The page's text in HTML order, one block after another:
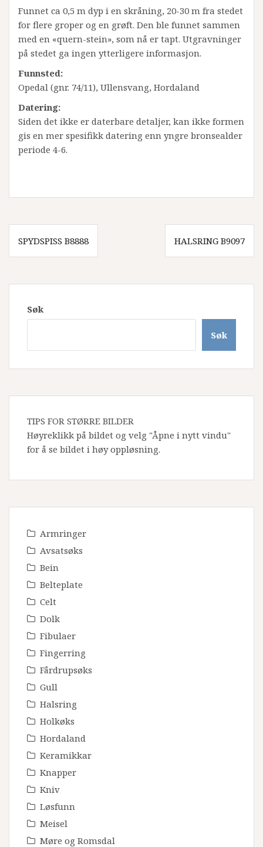
Funnet ca 0,5 m dyp i en skråning, 20-30 m fra stedet
for flere groper og en grøft. Den ble funnet sammen
med en «quern-stein», som nå er tapt. Utgravninger
på stedet ga ingen ytterligere informasjon.
Funnsted:
Opedal (gnr. 74/11), Ullensvang, Hordaland
Datering:
Siden det ikke er daterbare detaljer, kan ikke formen
gis en mer spesifikk datering enn yngre bronsealder
periode 4-6.
Innleggsnavigasjon
SPYDSPISS B8888 HALSRING B9097
Søk
Søk
TIPS FOR STØRRE BILDER
Høyreklikk på bildet og velg "Åpne i nytt vindu"
for å se bildet i høy oppløsning.
Armringer
Avsatsøks
Bein
Belteplate
Celt
Dolk
Fibulaer
Fingerring
Fårdrupsøks
Gull
Halsring
Holkøks
Hordaland
Keramikkar
Knapper
Kniv
Løsfunn
Meisel
Møre og Romsdal